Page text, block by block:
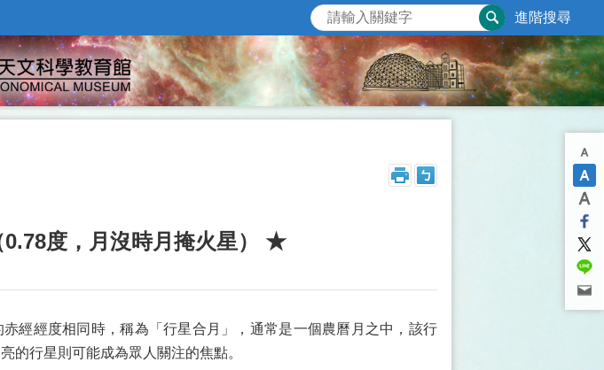
進階搜尋
0.78度，月沒時月掩火星） ★
經經度相同時，稱為「行星合月」，通常是一個農曆月之中，該行
的行星則可能成為眾人關注的焦點。